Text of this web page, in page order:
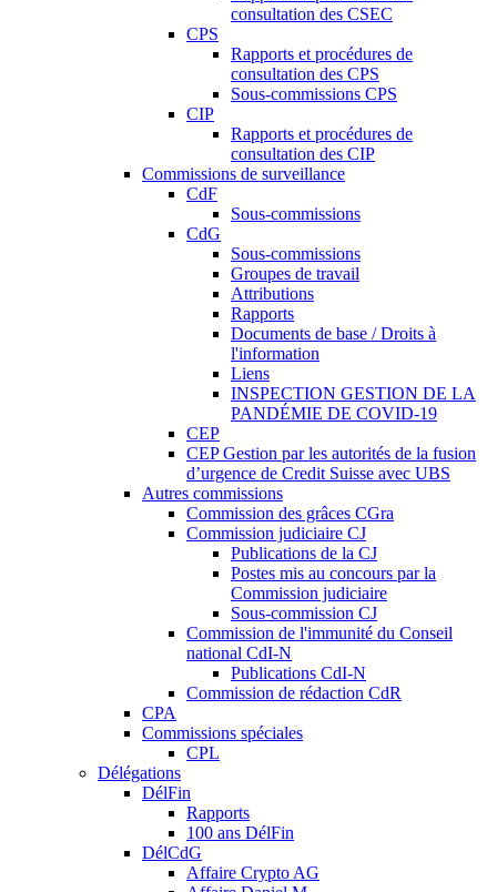
consultation des CSEC
CPS
Rapports et procédures de
consultation des CPS
Sous-commissions CPS
CIP
Rapports et procédures de
consultation des CIP
Commissions de surveillance
CdF
Sous-commissions
CdG
Sous-commissions
Groupes de travail
Attributions
Rapports
Documents de base / Droits à
l'information
Liens
INSPECTION GESTION DE LA
PANDÉMIE DE COVID-19
CEP
CEP Gestion par les autorités de la fusion
d’urgence de Credit Suisse avec UBS
Autres commissions
Commission des grâces CGra
Commission judiciaire CJ
Publications de la CJ
Postes mis au concours par la
Commission judiciaire
Sous-commission CJ
Commission de l'immunité du Conseil
national CdI-N
Publications CdI-N
Commission de rédaction CdR
CPA
Commissions spéciales
CPL
Délégations
DélFin
Rapports
100 ans DélFin
DélCdG
Affaire Crypto AG